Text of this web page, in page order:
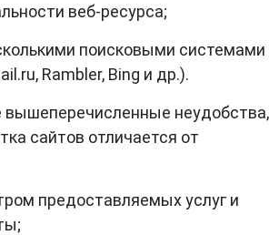
веб-ресурса;
поисковыми системами
Rambler, Bing и др.).
вышеперечисленные неудобства,
сайтов отличается от
предоставляемых услуг и